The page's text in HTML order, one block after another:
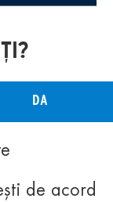
DA
de acord